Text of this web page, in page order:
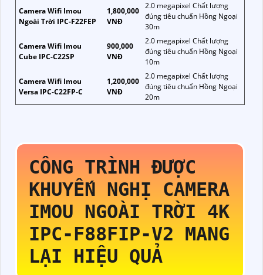
Camera Wifi Imou
Ngoài Trời IPC-F22FEP
1,800,000
VNĐ
2.0 megapixel Chất lượng
đúng tiêu chuẩn Hồng Ngoại
30m
Camera Wifi Imou
Cube IPC-C22SP
900,000
VNĐ
2.0 megapixel Chất lượng
đúng tiêu chuẩn Hồng Ngoại
10m
Camera Wifi Imou
Versa IPC-C22FP-C
1,200,000
VNĐ
2.0 megapixel Chất lượng
đúng tiêu chuẩn Hồng Ngoại
20m
CÔNG TRÌNH ĐƯỢC
KHUYẾN NGHỊ CAMERA
IMOU NGOÀI TRỜI 4K
IPC-F88FIP-V2 MANG
LẠI HIỆU QUẢ